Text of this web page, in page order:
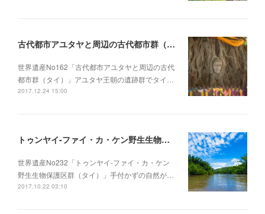
古代都市アユタヤと周辺の古代都市群（タイ）
世界遺産No162「古代都市アユタヤと周辺の古代
都市群（タイ）」アユタヤ王朝の遺跡群でタイ…
2017.12.24 15:00
トゥンヤイ-ファイ・カ・ケン野生生物保護区群（タイ）
世界遺産No232「トゥンヤイ-ファイ・カ・ケン
野生生物保護区群（タイ）」手付かずの自然が…
2017.10.22 03:10